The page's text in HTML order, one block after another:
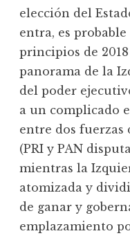
elección del
entra, es
principios de
panorama de la
del poder
a un complicado
entre dos fuerzas
(PRI y PAN
mientras la
atomizada y
de ganar y
emplazamiento